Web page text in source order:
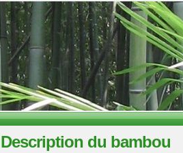
Description du bambou